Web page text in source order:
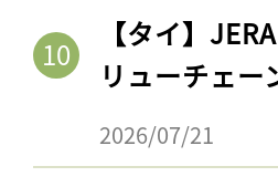
【タイ】
リューチェー
2026/07/21
記事を